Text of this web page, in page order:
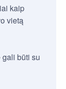
kaip
vietą
būti su